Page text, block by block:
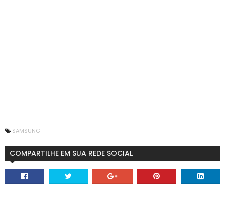
SAMSUNG
COMPARTILHE EM SUA REDE SOCIAL